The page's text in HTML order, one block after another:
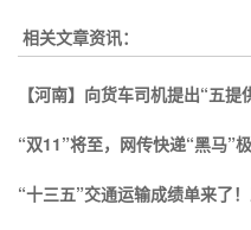
相关文章资讯：
【河南】向货车司机提出“五
“双11”将至，网传快递“黑马”
“十三五”交通运输成绩单来了